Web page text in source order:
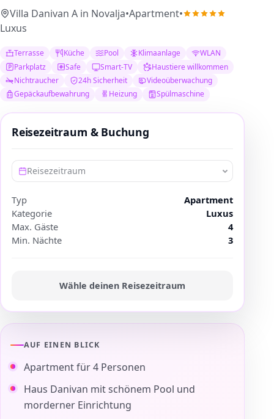
Villa Danivan A in Novalja•Apartment•
Luxus
Terrasse Küche Pool Klimaanlage
WLAN
Parkplatz
Safe Smart-TV
Haustiere willkommen
Nichtraucher
24h Sicherheit
Videoüberwachung
Gepäckaufbewahrung
Heizung Spülmaschine
AUF EINEN BLICK
Apartment für 4 Personen
Haus Danivan mit schönem Pool und
morderner Einrichtung
Reisezeitraum & Buchung
Reisezeitraum
Typ
Apartment
Kategorie
Luxus
Max. Gäste
4
Min. Nächte
3
Wähle deinen Reisezeitraum